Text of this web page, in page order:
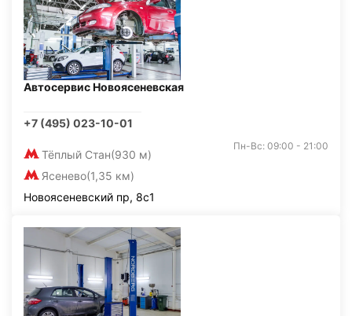
Автосервис Новоясеневская
+7 (495) 023-10-01
Тёплый Стан(930 м)
Ясенево(1,35 км)
Пн-Вс: 09:00 - 21:00
Новоясеневский пр, 8с1